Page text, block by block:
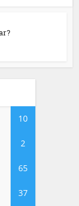
10
2
65
37